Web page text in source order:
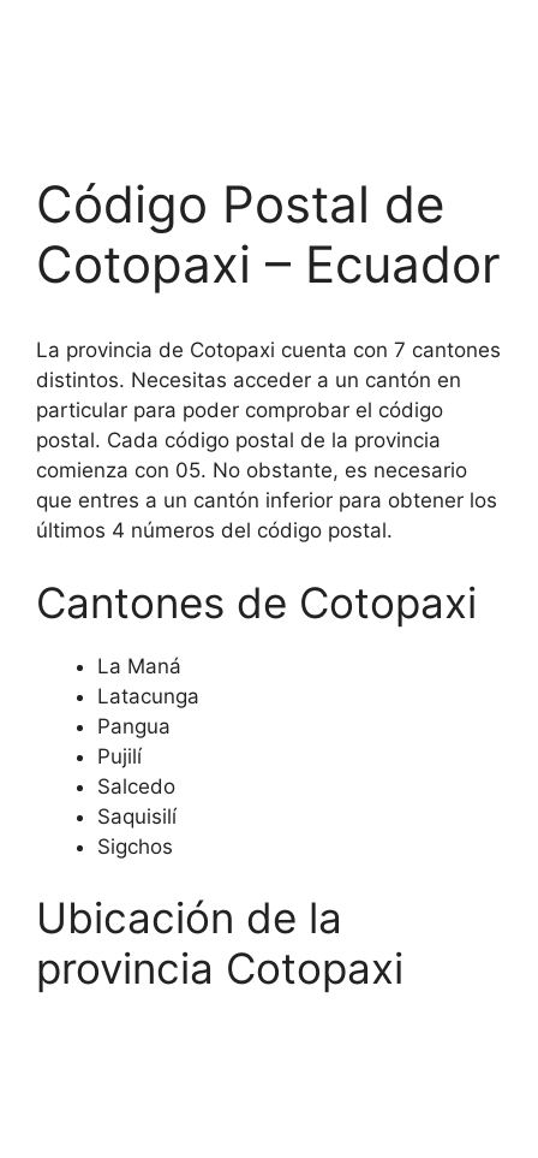
Código Postal de
Cotopaxi – Ecuador
La provincia de Cotopaxi cuenta con 7 cantones
distintos. Necesitas acceder a un cantón en
particular para poder comprobar el código
postal. Cada código postal de la provincia
comienza con 05. No obstante, es necesario
que entres a un cantón inferior para obtener los
últimos 4 números del código postal.
Cantones de Cotopaxi
La Maná
Latacunga
Pangua
Pujilí
Salcedo
Saquisilí
Sigchos
Ubicación de la
provincia Cotopaxi